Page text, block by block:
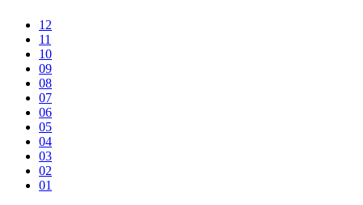
12
11
10
09
08
07
06
05
04
03
02
01